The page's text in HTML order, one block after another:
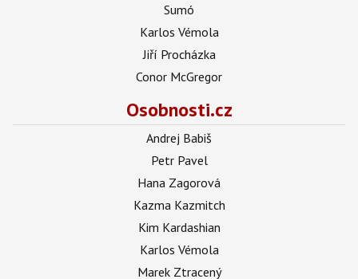
Sumó
Karlos Vémola
Jiří Procházka
Conor McGregor
Osobnosti.cz
Andrej Babiš
Petr Pavel
Hana Zagorová
Kazma Kazmitch
Kim Kardashian
Karlos Vémola
Marek Ztracený